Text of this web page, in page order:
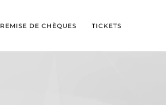
REMISE DE CHÈQUES TICKETS